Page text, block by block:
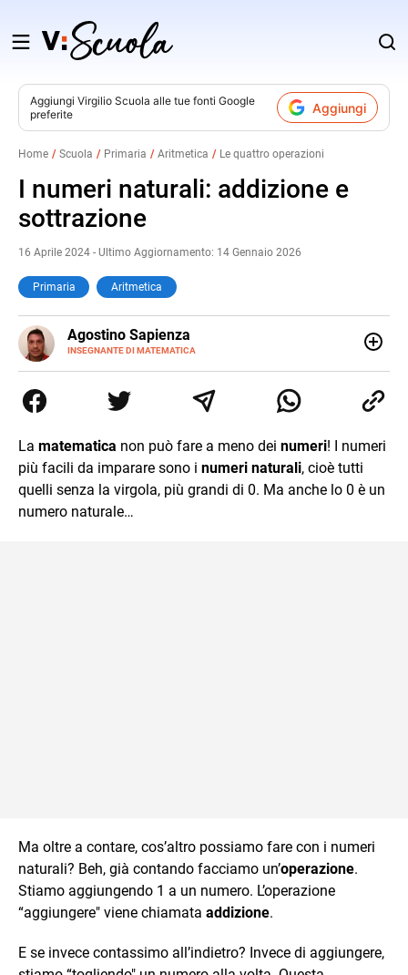
Salta
contenuto
Aggiungi Virgilio Scuola alle tue fonti Google
preferite
Aggiungi
Home Scuola Primaria Aritmetica Le quattro operazioni
I numeri naturali: addizione e
sottrazione
16 Aprile 2024 - Ultimo Aggiornamento: 14 Gennaio 2026
Primaria Aritmetica
Agostino Sapienza
INSEGNANTE DI MATEMATICA
E-
MAIL
LINKEDIN
Tommaso Gulli. Ho conseguito la laurea triennale in
Relazioni Internazionali a Messina e in Economia
commercialisti sono stato chiamato per una supplenza
covid nella classe di insegnamento A47. Ho poi
conseguito l'abilitazione a Trieste nel sostegno e sono
entrato di ruolo nel 2023
La matematica non può fare a meno dei numeri! I numeri
più facili da imparare sono i numeri naturali, cioè tutti
quelli senza la virgola, più grandi di 0. Ma anche lo 0 è un
numero naturale…
Ma oltre a contare, cos’altro possiamo fare con i numeri
naturali? Beh, già contando facciamo un’operazione.
Stiamo aggiungendo 1 a un numero. L’operazione
“aggiungere" viene chiamata addizione.
E se invece contassimo all’indietro? Invece di aggiungere,